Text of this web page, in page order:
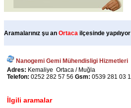
Aramalarınız şu an Ortaca ilçesinde
Nanogemi Gemi Mühendisligi Hizmetleri
Adres: Kemaliye Ortaca / Muğla
Telefon: 0252 282 57 56 Gsm: 0539 281 03
İlgili aramalar